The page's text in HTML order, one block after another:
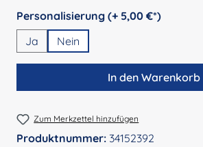
Personalisierung (+ 5,00 €*)
Ja
Nein
In den Warenkorb
Zum Merkzettel hinzufügen
Produktnummer: 34152392